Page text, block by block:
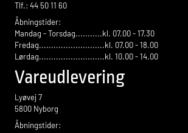
Tlf.: 44 50 11 60
Åbningstider:
Mandag - Torsdag...........kl. 07.00 - 17.30
Fredag...........................kl. 07.00 - 18.00
Lørdag...........................kl. 10.00 - 14.00
Vareudlevering
Lyøvej 7
5800 Nyborg
Åbningstider: